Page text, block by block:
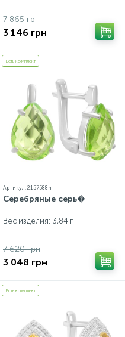
7 865 грн
3 146 грн
Есть комплект
Артикул: 2157588n
Серебряные серь�
Вес изделия: 3,84 г.
7 620 грн
3 048 грн
Есть комплект